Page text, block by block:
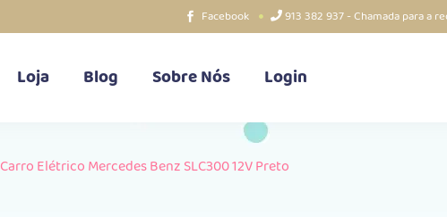
Facebook 913 382 937 - Chamada para a
Loja Blog Sobre Nós Login
Carro Elétrico Mercedes Benz SLC300 12V Preto